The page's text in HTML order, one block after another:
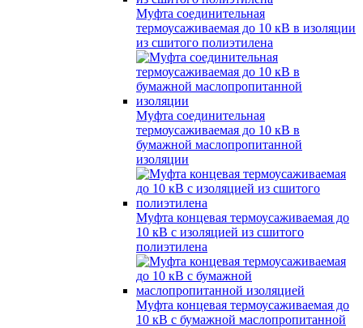
Муфта соединительная
термоусаживаемая до 10 кВ в изоляции
из сшитого полиэтилена
Муфта соединительная
термоусаживаемая до 10 кВ в
бумажной маслопропитанной
изоляции
Муфта концевая термоусаживаемая до
10 кВ с изоляцией из сшитого
полиэтилена
Муфта концевая термоусаживаемая до
10 кВ с бумажной маслопропитанной